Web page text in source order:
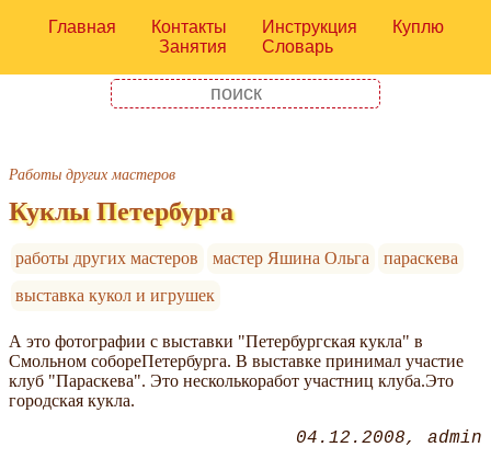
Главная Контакты Инструкция
Куплю
Занятия
Словарь
Работы других мастеров
Куклы Петербурга
работы других мастеров мастер Яшина Ольга
параскева
выставка кукол и игрушек
А это фотографии с выставки "Петербургская кукла" в
Смольном собореПетербурга. В выставке принимал участие
клуб "Параскева". Это несколькоработ участниц клуба.Это
городская кукла.
04.12.2008 admin